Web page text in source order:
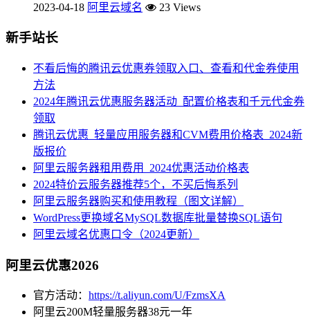
2023-04-18 阿里云域名 23 Views
新手站长
不看后悔的腾讯云优惠券领取入口、查看和代金券使用
方法
2024年腾讯云优惠服务器活动_配置价格表和千元代金券
领取
腾讯云优惠_轻量应用服务器和CVM费用价格表_2024新
版报价
阿里云服务器租用费用_2024优惠活动价格表
2024特价云服务器推荐5个，不买后悔系列
阿里云服务器购买和使用教程（图文详解）
WordPress更换域名MySQL数据库批量替换SQL语句
阿里云域名优惠口令（2024更新）
阿里云优惠2026
官方活动： https://t.aliyun.com/U/FzmsXA
阿里云200M轻量服务器38元一年